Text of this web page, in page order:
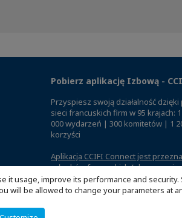
it usage, improve its performance and
will be allowed to change your parameters at
Pobierz aplikację Izbową -
Przyspiesz swoją działalność
sieci francuskich firm w 95 krajach:
000 wydarzeń | 300 komitetów | 1
korzyści
Aplikacja CCIFI Connect jest
członków francuskich Izb za granicą